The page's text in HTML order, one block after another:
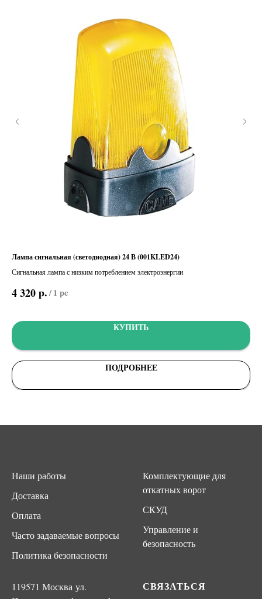
Лампа сигнальная (светодиодная) 24 В (001KLED24)
Сигнальная лампа с низким потреблением электроэнергии
4 320р./1 pc
КУПИТЬ
ПОДРОБНЕЕ
Наши работы
Доставка
Оплата
Часто задаваемые вопросы
Политика безопасности
Комплектующие для
откатных ворот
СКУД
Управление и
безопасность
119571 Москва ул.
СВЯЗАТЬСЯ